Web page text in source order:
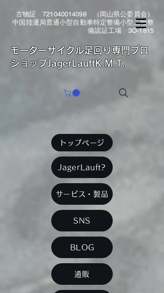
古物証 721040014098（岡山県公委員会）
中国陸運局普通小型自動車特定整備小型二輪整
備認証工場 3O-1815
​モーターサイクル足回り専門プロ
ショップJagerLauftK.M.T.
トップページ
JagerLauft?
サービス・製品
SNS
BLOG
通販